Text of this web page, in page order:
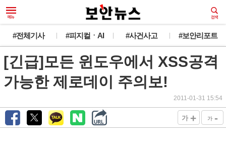
#전체기사 #피지컬ㆍAI #사건사고 #보안리포트
[긴급]모든 윈도우에서 XSS공격
가능한 제로데이 주의보!
2011-01-31 15:54
가 + 가 -